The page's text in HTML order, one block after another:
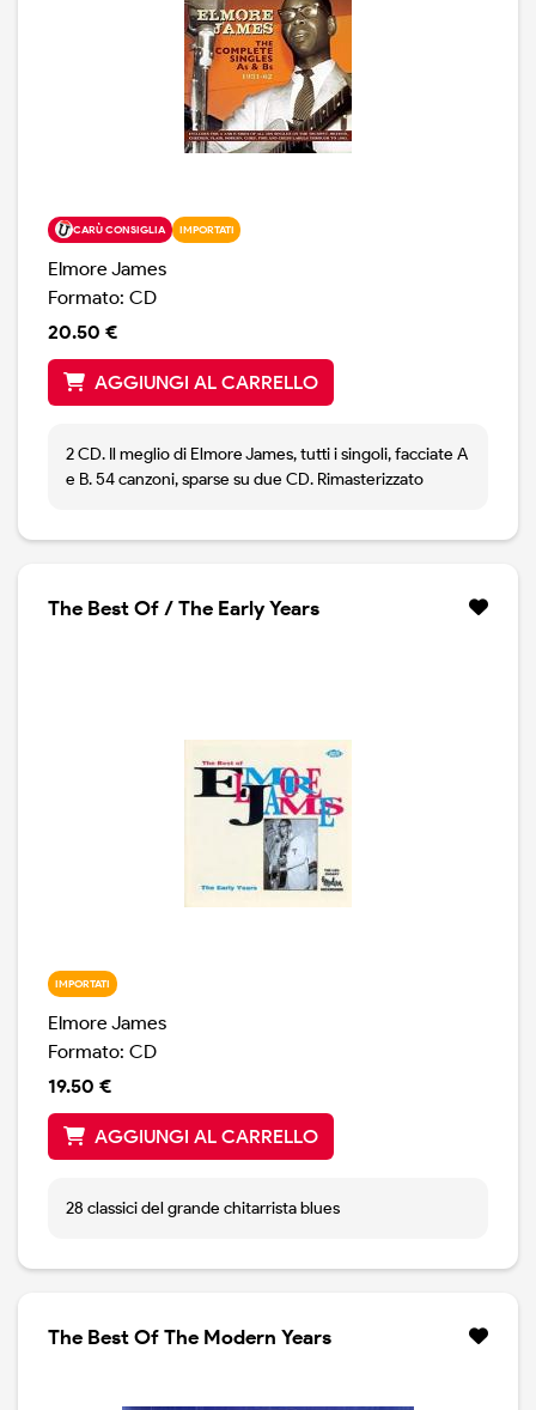
CARÙ CONSIGLIA IMPORTATI
Elmore James
Formato: CD
20.50 €
AGGIUNGI AL CARRELLO
2 CD. Il meglio di Elmore James, tutti i singoli, facciate A
e B. 54 canzoni, sparse su due CD. Rimasterizzato
The Best Of / The Early Years
IMPORTATI
Elmore James
Formato: CD
19.50 €
AGGIUNGI AL CARRELLO
28 classici del grande chitarrista blues
The Best Of The Modern Years